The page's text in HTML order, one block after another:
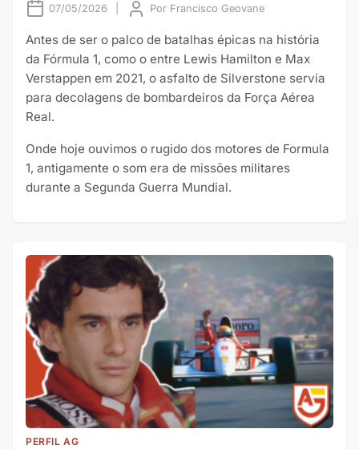
07/05/2026 Por Francisco Geovane
Antes de ser o palco de batalhas épicas na história
da Fórmula 1, como o entre Lewis Hamilton e Max
Verstappen em 2021, o asfalto de Silverstone servia
para decolagens de bombardeiros da Força Aérea
Real.
Onde hoje ouvimos o rugido dos motores de Formula
1, antigamente o som era de missões militares
durante a Segunda Guerra Mundial.
PERFIL AG